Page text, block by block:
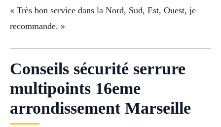
« Très bon service dans la Nord, Sud, Est, Ouest, je
recommande. »
Conseils sécurité serrure
multipoints 16eme
arrondissement Marseille